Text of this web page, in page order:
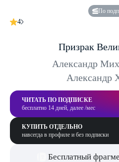
По
4
Призрак
Александр
Александр
ЧИТАТЬ ПО ПОДПИСКЕ
бесплатно 14 дней, далее /мес
КУПИТЬ ОТДЕЛЬНО
навсегда в профиле и без подписки
Бесплатный